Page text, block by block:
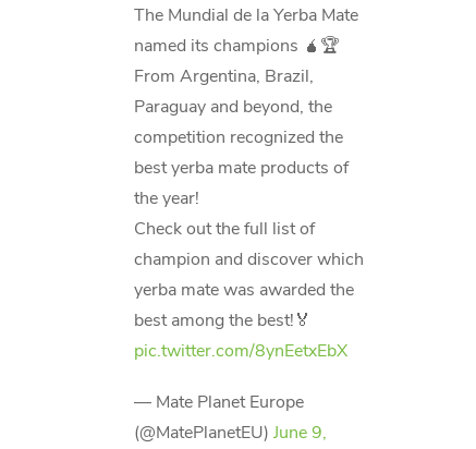
The Mundial de la Yerba Mate
named its champions 🧉🏆
From Argentina, Brazil,
Paraguay and beyond, the
competition recognized the
best yerba mate products of
the year!
Check out the full list of
champion and discover which
yerba mate was awarded the
best among the best!🏅
pic.twitter.com/8ynEetxEbX
— Mate Planet Europe
(@MatePlanetEU) June 9,